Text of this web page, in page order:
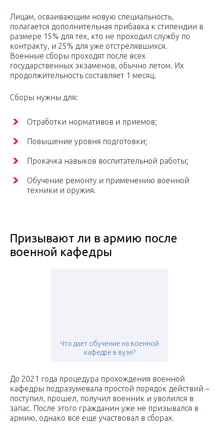
Лицам, осваивающим новую специальность,
полагается дополнительная прибавка к стипендии в
размере 15% для тех, кто не проходил службу по
контракту, и 25% для уже отстрелявшихся.
Военные сборы проходят после всех
государственных экзаменов, обычно летом. Их
продолжительность составляет 1 месяц.
Сборы нужны для:
Отработки нормативов и приемов;
Повышение уровня подготовки;
Прокачка навыков воспитательной работы;
Обучение ремонту и применению военной
техники и оружия.
Призывают ли в армию после
военной кафедры
Что дает обучение на военной
кафедре в вузе?
До 2021 года процедура прохождения военной
кафедры подразумевала простой порядок действий –
поступил, прошел, получил военник и уволился в
запас. После этого гражданин уже не призывался в
армию, однако все еще участвовал в сборах.